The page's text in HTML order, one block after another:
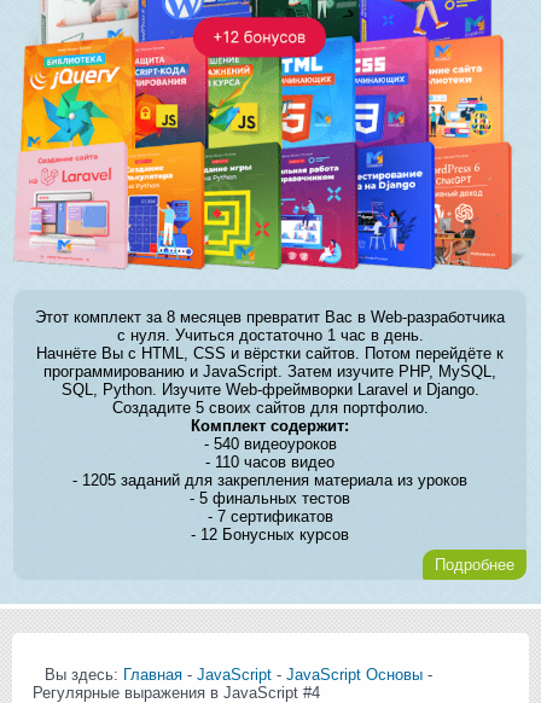
Этот комплект за 8 месяцев превратит Вас в Web-разработчика
с нуля. Учиться достаточно 1 час в день.
Начнёте Вы с HTML, CSS и вёрстки сайтов. Потом перейдёте к
программированию и JavaScript. Затем изучите PHP, MySQL,
SQL, Python. Изучите Web-фреймворки Laravel и Django.
Создадите 5 своих сайтов для портфолио.
Комплект содержит:
- 540 видеоуроков
- 110 часов видео
- 1205 заданий для закрепления материала из уроков
- 5 финальных тестов
- 7 сертификатов
- 12 Бонусных курсов
Подробнее
Вы здесь: Главная - JavaScript - JavaScript Основы -
Регулярные выражения в JavaScript #4